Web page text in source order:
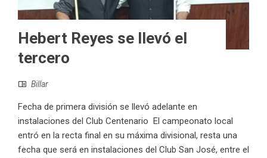
Hebert Reyes se llevó el
tercero
Billar
Fecha de primera división se llevó adelante en
instalaciones del Club Centenario El campeonato local
entró en la recta final en su máxima divisional, resta una
fecha que será en instalaciones del Club San José, entre el